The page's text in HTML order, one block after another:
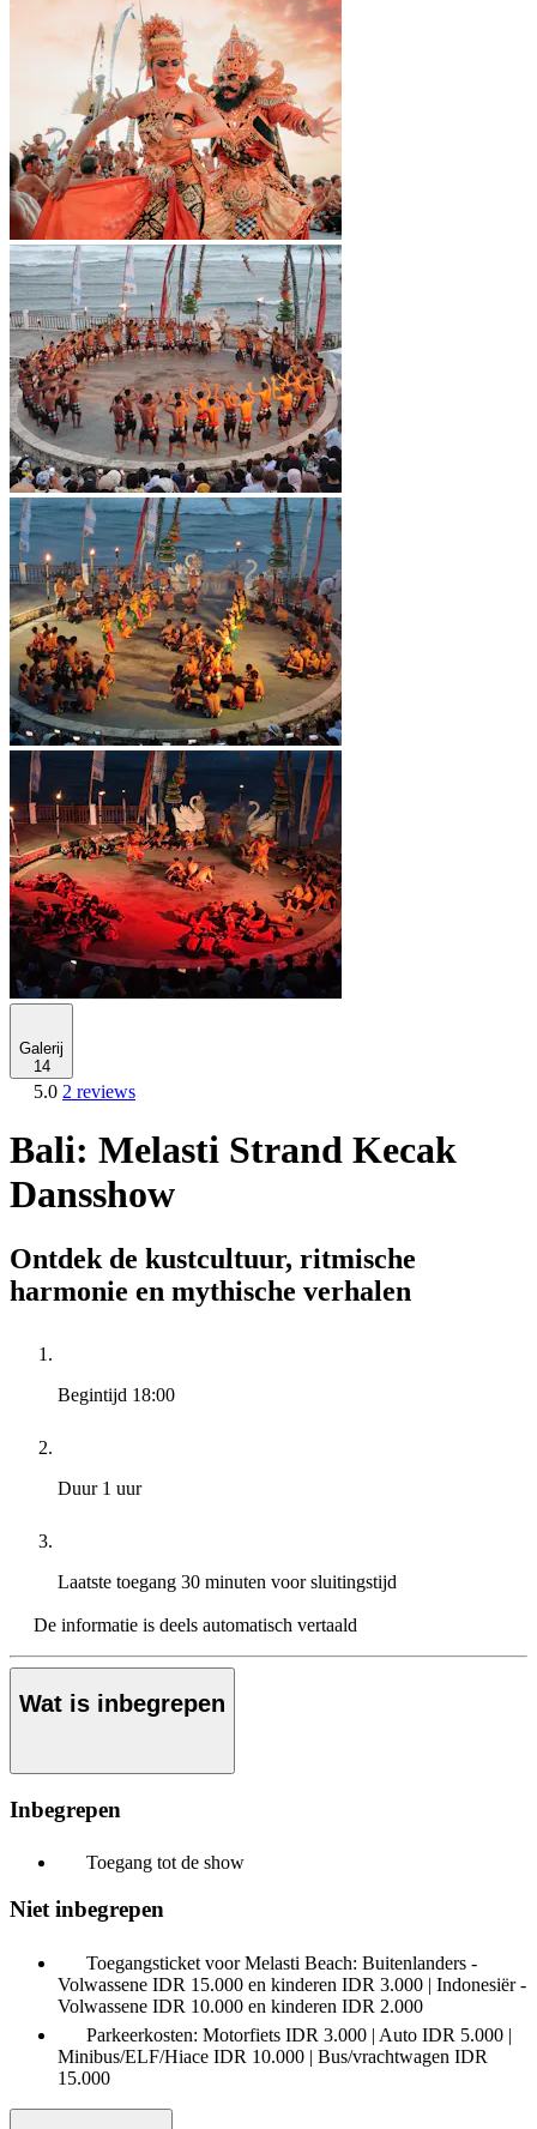
Galerij
14
5.0 2 reviews
Bali: Melasti Strand Kecak
Dansshow
Ontdek de kustcultuur, ritmische
harmonie en mythische verhalen
Begintijd 18:00
Duur 1 uur
Laatste toegang 30 minuten voor sluitingstijd
De informatie is deels automatisch vertaald
Wat is inbegrepen
Inbegrepen
Toegang tot de show
Niet inbegrepen
Toegangsticket voor Melasti Beach: Buitenlanders -
Volwassene IDR 15.000 en kinderen IDR 3.000 | Indonesiër -
Volwassene IDR 10.000 en kinderen IDR 2.000
Parkeerkosten: Motorfiets IDR 3.000 | Auto IDR 5.000 |
Minibus/ELF/Hiace IDR 10.000 | Bus/vrachtwagen IDR
15.000